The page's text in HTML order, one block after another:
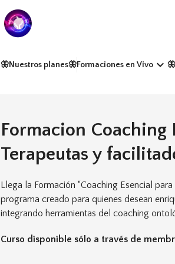
🦋Nuestros planes🦋Formaciones en Vivo keyboard_arrow_down
Formacion Coaching
Terapeutas y
Llega la Formación “Coaching Esencial
programa creado para quienes desean
integrando herramientas del coaching
Curso disponible sólo a través de